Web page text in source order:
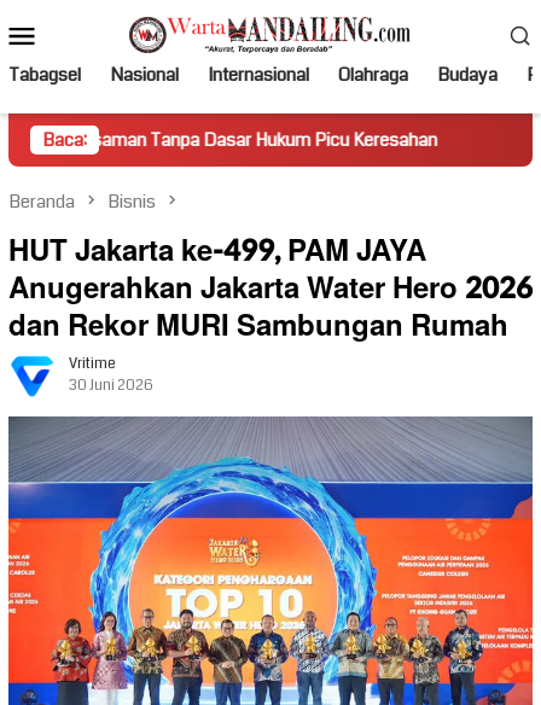
ke
kontenMobile
Tabagsel Nasional Internasional Olahraga Budaya
Baca:
Tanpa Dasar Hukum Picu Keresahan Truk Miring
Beranda Bisnis
HUT Jakarta ke-499, PAM JAYA
Anugerahkan Jakarta Water Hero 2026
dan Rekor MURI Sambungan Rumah
Vritime
30 Juni 2026